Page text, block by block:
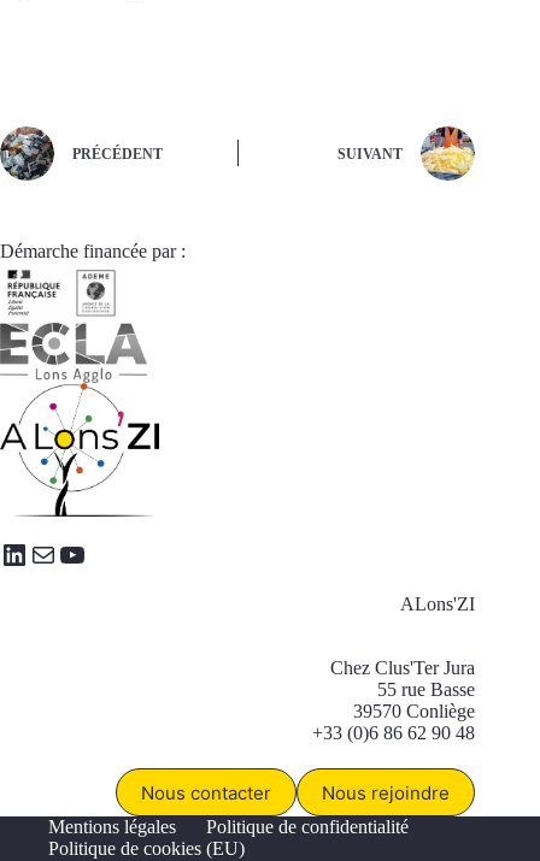
PRÉCÉDENT SUIVANT
Démarche financée par :
LinkedIn
E-mailYouTube
ALons'ZI
Chez Clus'Ter Jura
55 rue Basse
39570 Conliège
+33 (0)6 86 62 90 48
Nous contacter Nous rejoindre
Mentions légales
Politique de confidentialité
Politique de cookies (EU)